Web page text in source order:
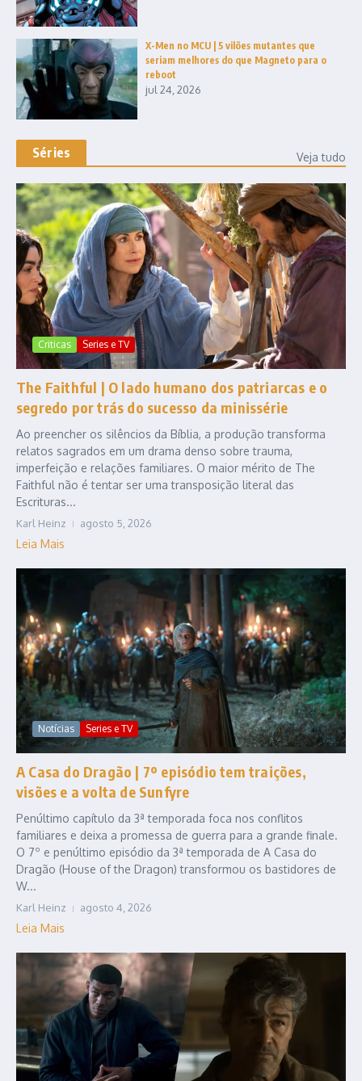
X-Men no MCU | 5 vilões mutantes que
seriam melhores do que Magneto para o
reboot
jul 24, 2026
Séries Veja tudo
Criticas Series e TV
The Faithful | O lado humano dos patriarcas e o
segredo por trás do sucesso da minissérie
Ao preencher os silêncios da Bíblia, a produção transforma
relatos sagrados em um drama denso sobre trauma,
imperfeição e relações familiares. O maior mérito de The
Faithful não é tentar ser uma transposição literal das
Escrituras...
Karl Heinz agosto 5, 2026
Leia Mais
Notícias Series e TV
A Casa do Dragão | 7º episódio tem traições,
visões e a volta de Sunfyre
Penúltimo capítulo da 3ª temporada foca nos conflitos
familiares e deixa a promessa de guerra para a grande finale.
O 7º e penúltimo episódio da 3ª temporada de A Casa do
Dragão (House of the Dragon) transformou os bastidores de
W...
Karl Heinz agosto 4, 2026
Leia Mais